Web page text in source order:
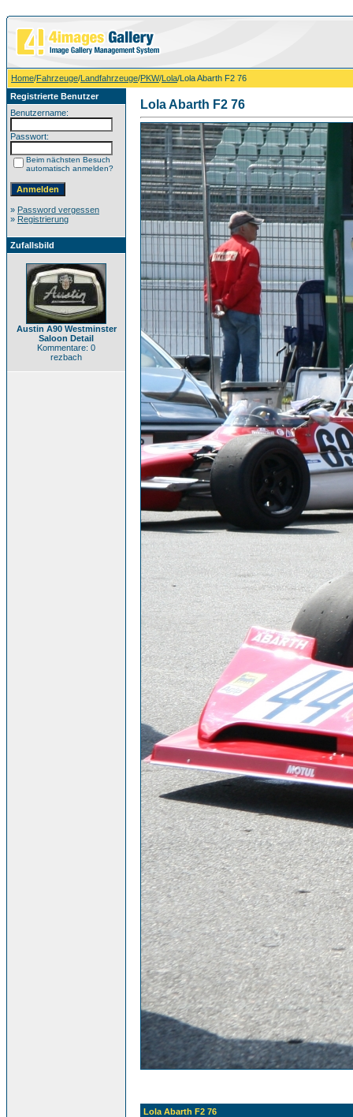
Home/Fahrzeuge/Landfahrzeuge/PKW/Lola/Lola Abarth F2 76
Registrierte Benutzer
Benutzername:
Passwort:
Beim nächsten Besuch
automatisch anmelden?
» Password vergessen
» Registrierung
Zufallsbild
Austin A90 Westminster
Saloon Detail
Kommentare: 0
rezbach
Lola Abarth F2 76
Lola Abarth F2 76